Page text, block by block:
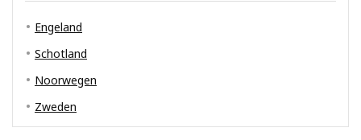
Engeland
Schotland
Noorwegen
Zweden